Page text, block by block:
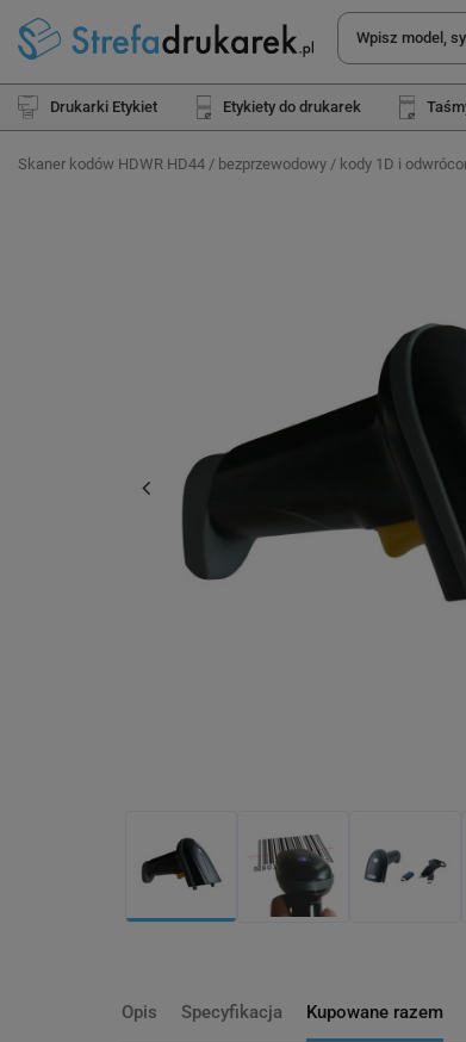
Drukarki Etykiet Etykiety do drukarek
Skaner kodów HDWR HD44 / bezprzewodowy / kody 1D i
Opis Specyfikacja Kupowane razem